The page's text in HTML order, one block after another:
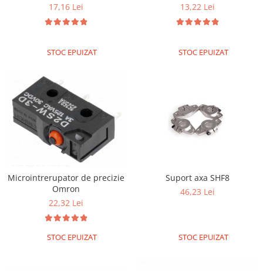
17,16 Lei
STOC EPUIZAT
13,22 Lei
STOC EPUIZAT
Microintrerupator de precizie
Omron
22,32 Lei
STOC EPUIZAT
Suport axa SHF8
46,23 Lei
STOC EPUIZAT